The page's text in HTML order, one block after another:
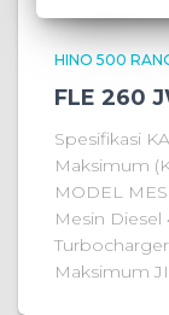
HINO 500
FLE 260
Spesifikasi
Maksimum
MODEL
Mesin Diesel
Maksimum